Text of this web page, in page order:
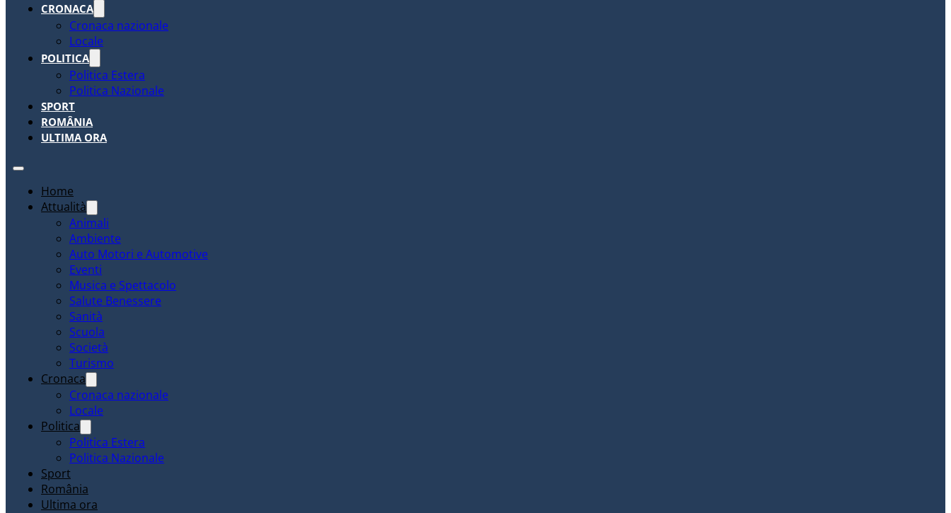
CRONACA
Cronaca nazionale
Locale
POLITICA
Politica Estera
Politica Nazionale
SPORT
ROMÂNIA
ULTIMA ORA
Home
Attualità
Animali
Ambiente
Auto Motori e Automotive
Eventi
Musica e Spettacolo
Salute Benessere
Sanità
Scuola
Società
Turismo
Cronaca
Cronaca nazionale
Locale
Politica
Politica Estera
Politica Nazionale
Sport
România
Ultima ora